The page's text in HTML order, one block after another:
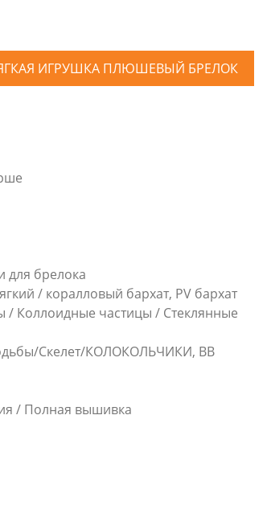
ИГРУШКА ПЛЮШЕВЫЙ БРЕЛОК
для брелока
/ коралловый бархат, PV бархат
/ Коллоидные частицы / Стеклянные
Скелет/КОЛОКОЛЬЧИКИ, BB
/ Полная вышивка